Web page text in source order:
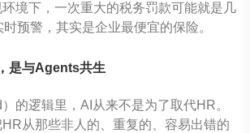
境下，一次重大的税务罚款可能就是几
预警，其实是企业最便宜的保险。
是与Agents共生
的逻辑里，AI从来不是为了取代HR。
从那些非人的、重复的、容易出错的